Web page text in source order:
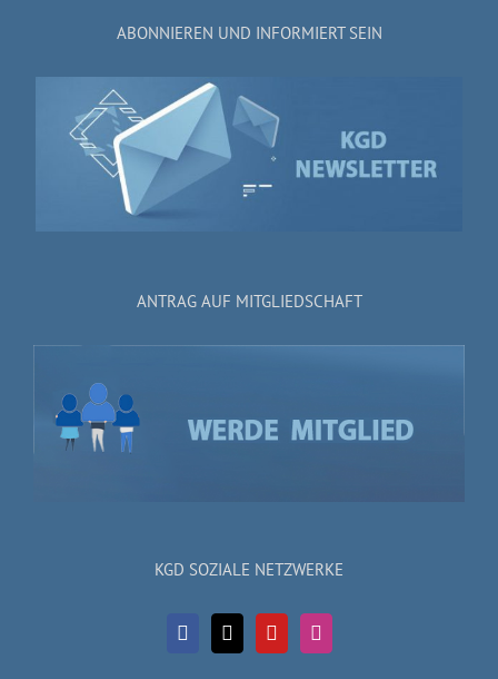
ABONNIEREN UND INFORMIERT SEIN
ANTRAG AUF MITGLIEDSCHAFT
KGD SOZIALE NETZWERKE